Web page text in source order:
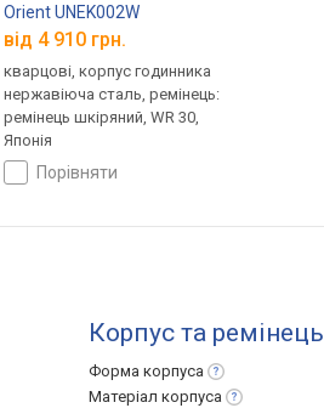
Orient UNEK002W
від 4 910 грн.
кварцові, корпус годинника
нержавіюча сталь, ремінець:
ремінець шкіряний, WR 30,
Японія
порівняти
Корпус та ремінець
Форма корпуса
Матеріал корпуса